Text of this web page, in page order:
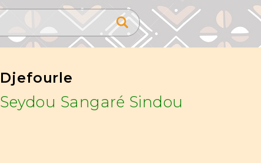
Djefourle
Seydou Sangaré Sindou